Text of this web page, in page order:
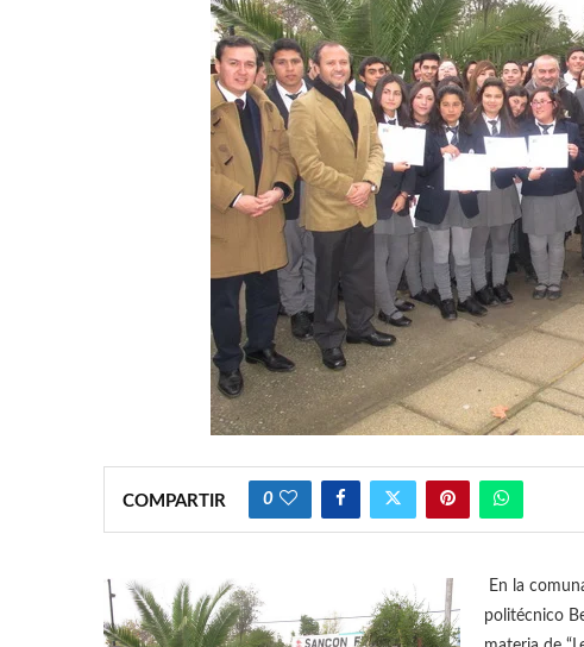
COMPARTIR 0
En la
politécnico